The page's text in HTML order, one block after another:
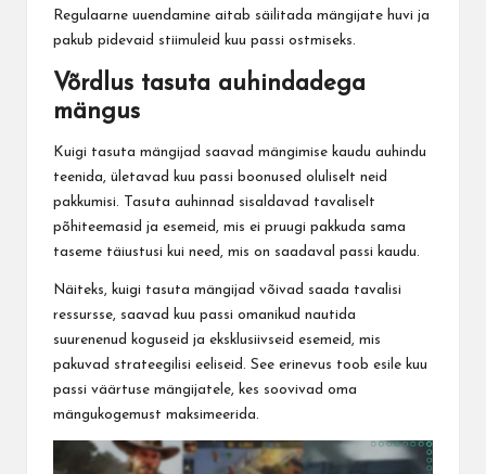
Regulaarne uuendamine aitab säilitada mängijate huvi ja
pakub pidevaid stiimuleid kuu passi ostmiseks.
Võrdlus tasuta auhindadega
mängus
Kuigi tasuta mängijad saavad mängimise kaudu auhindu
teenida, ületavad kuu passi boonused oluliselt neid
pakkumisi. Tasuta auhinnad sisaldavad tavaliselt
põhiteemasid ja esemeid, mis ei pruugi pakkuda sama
taseme täiustusi kui need, mis on saadaval passi kaudu.
Näiteks, kuigi tasuta mängijad võivad saada tavalisi
ressursse, saavad kuu passi omanikud nautida
suurenenud koguseid ja eksklusiivseid esemeid, mis
pakuvad strateegilisi eeliseid. See erinevus toob esile kuu
passi väärtuse mängijatele, kes soovivad oma
mängukogemust maksimeerida.